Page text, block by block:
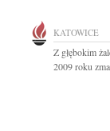
KATOWICE
Z głębokim
2009 roku